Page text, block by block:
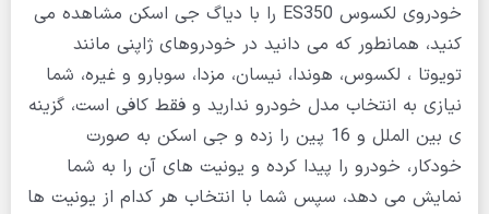
خودروی لکسوس ES350 را با دیاگ جی اسکن مشاهده می
کنید، همانطور که می دانید در خودروهای ژاپنی مانند
تویوتا ، لکسوس، هوندا، نیسان، مزدا، سوبارو و غیره، شما
نیازی به انتخاب مدل خودرو ندارید و فقط کافی است، گزینه
ی بین الملل و 16 پین را زده و جی اسکن به صورت
خودکار، خودرو را پیدا کرده و یونیت های آن را به شما
نمایش می دهد، سپس شما با انتخاب هر کدام از یونیت ها